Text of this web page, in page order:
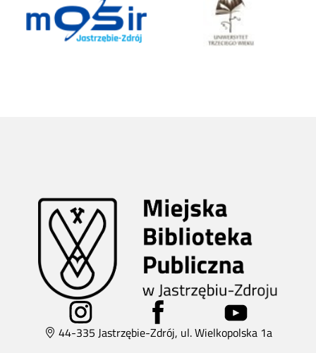
44-335 Jastrzębie-Zdrój, ul. Wielkopolska 1a